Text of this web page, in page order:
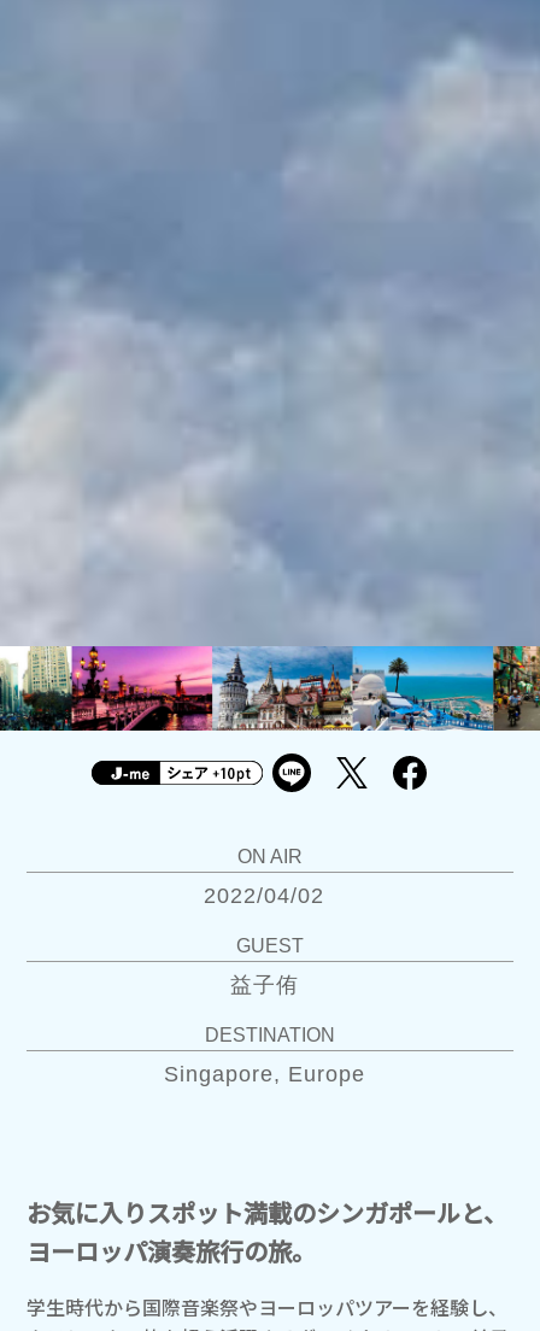
ON AIR
2022/04/02
GUEST
益子侑
DESTINATION
Singapore, Europe
お気に入りスポット満載のシンガポールと、
ヨーロッパ演奏旅行の旅。
学生時代から国際音楽祭やヨーロッパツアーを経験し、